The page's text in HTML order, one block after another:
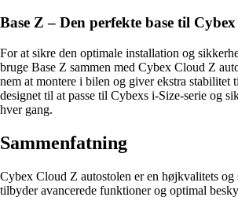
Base Z – Den perfekte base til
For at sikre den optimale installation og
bruge Base Z sammen med Cybex Cloud Z
nem at montere i bilen og giver ekstra stabilitet
designet til at passe til Cybexs i-Size-serie og
hver gang.
Sammenfatning
Cybex Cloud Z autostolen er en højkvalitets og
tilbyder avancerede funktioner og optimal